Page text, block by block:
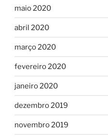
maio 2020
abril 2020
março 2020
fevereiro 2020
janeiro 2020
dezembro 2019
novembro 2019